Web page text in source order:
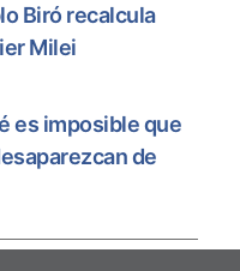
Biró recalcula
Milei
es imposible que
de